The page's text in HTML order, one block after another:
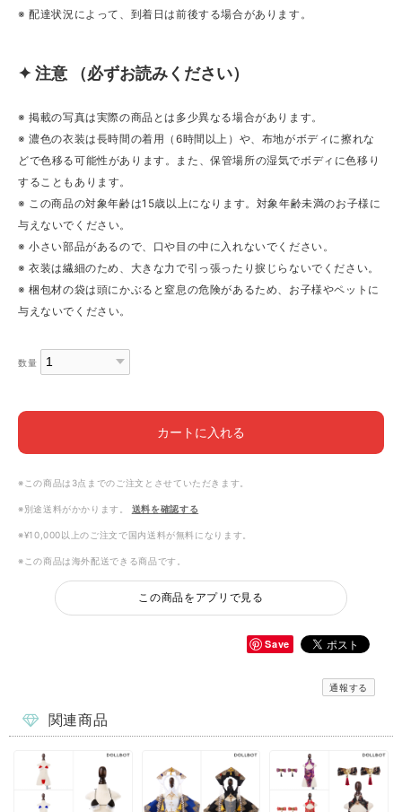
※ 配達状況によって、到着日は前後する場合があります。
✦ 注意 （必ずお読みください）
※ 掲載の写真は実際の商品とは多少異なる場合があります。
※ 濃色の衣装は長時間の着用（6時間以上）や、布地がボディに擦れな
どで色移る可能性があります。また、保管場所の湿気でボディに色移り
することもあります。
※ この商品の対象年齢は15歳以上になります。対象年齢未満のお子様に
与えないでください。
※ 小さい部品があるので、口や目の中に入れないでください。
※ 衣装は繊細のため、大きな力で引っ張ったり捩じらないでください。
※ 梱包材の袋は頭にかぶると窒息の危険があるため、お子様やペットに
与えないでください。
数量
カートに入れる
※この商品は3点までのご注文とさせていただきます。
※別途送料がかかります。 送料を確認する
※¥10,000以上のご注文で国内送料が無料になります。
※この商品は海外配送できる商品です。
この商品をアプリで見る
Save
通報する
関連商品